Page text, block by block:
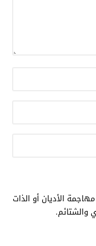
الأديان أو الذات
والشتائم.